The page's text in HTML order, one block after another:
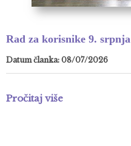
Rad za korisnike 9. srpnja
Datum članka: 08/07/2026
Pročitaj više